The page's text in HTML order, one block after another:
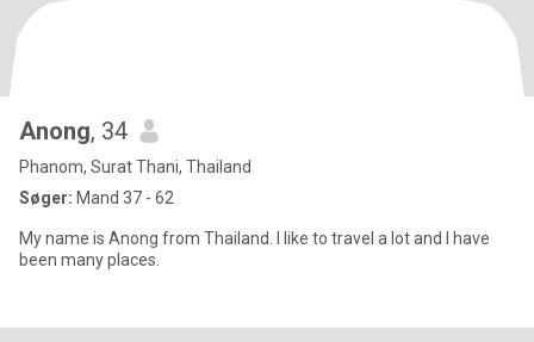
Anong, 34
Phanom, Surat Thani, Thailand
Søger: Mand 37 - 62
My name is Anong from Thailand. I like to travel a lot and I have
been many places.